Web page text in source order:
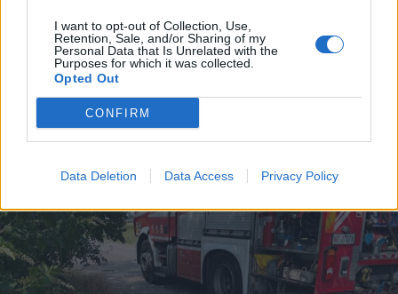
I want to opt-out of Collection, Use,
Retention, Sale, and/or Sharing of my
Personal Data that Is Unrelated with the
Purposes for which it was collected.
Opted Out
CONFIRM
Data Deletion Data Access Privacy Policy
ALTRE NOTIZIE DI DAIRAGO